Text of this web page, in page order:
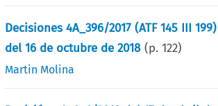
Decisiones 4A_396/2017 (ATF 145 III
del 16 de octubre de 2018 (p.122)
Martin Molina